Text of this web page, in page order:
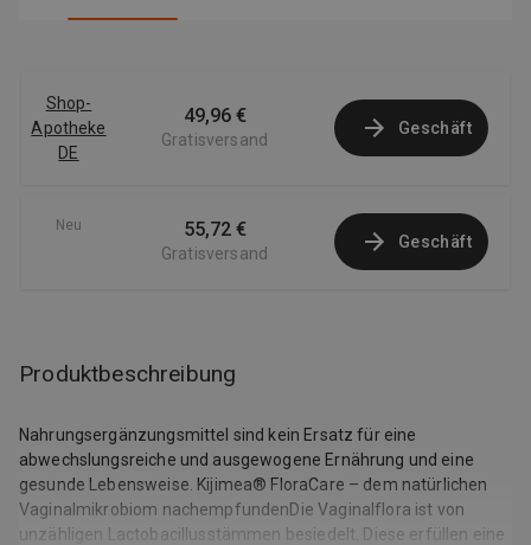
Shop-
Apotheke
DE
49,96 €
Gratisversand
Geschäft
Neu 55,72 €
Gratisversand
Geschäft
Produktbeschreibung
Nahrungsergänzungsmittel sind kein Ersatz für eine
abwechslungsreiche und ausgewogene Ernährung und eine
gesunde Lebensweise. Kijimea® FloraCare – dem natürlichen
Vaginalmikrobiom nachempfundenDie Vaginalflora ist von
unzähligen Lactobacillusstämmen besiedelt. Diese erfüllen eine